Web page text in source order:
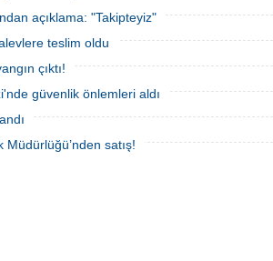
açıklama: "Takipteyiz"
teslim oldu
çıktı!
güvenlik önlemleri aldı
satış!